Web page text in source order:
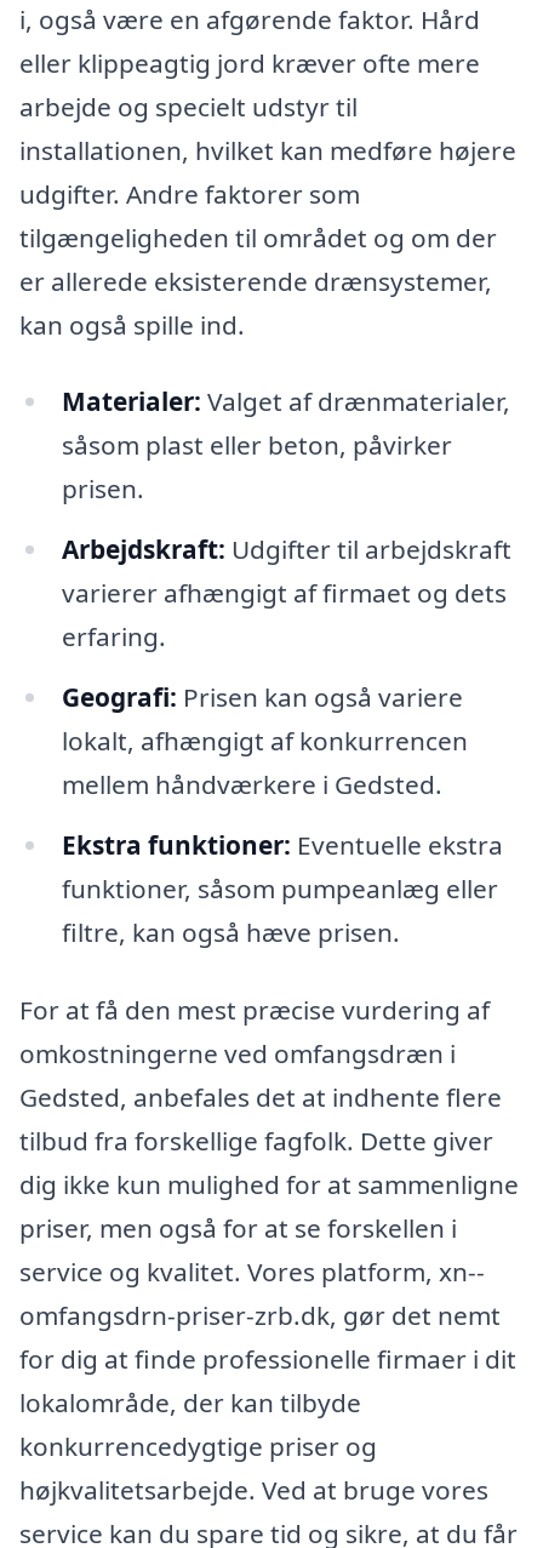
i, også være en afgørende faktor. Hård
eller klippeagtig jord kræver ofte mere
arbejde og specielt udstyr til
installationen, hvilket kan medføre højere
udgifter. Andre faktorer som
tilgængeligheden til området og om der
er allerede eksisterende drænsystemer,
kan også spille ind.
Materialer: Valget af drænmaterialer,
såsom plast eller beton, påvirker
prisen.
Arbejdskraft: Udgifter til arbejdskraft
varierer afhængigt af firmaet og dets
erfaring.
Geografi: Prisen kan også variere
lokalt, afhængigt af konkurrencen
mellem håndværkere i Gedsted.
Ekstra funktioner: Eventuelle ekstra
funktioner, såsom pumpeanlæg eller
filtre, kan også hæve prisen.
For at få den mest præcise vurdering af
omkostningerne ved omfangsdræn i
Gedsted, anbefales det at indhente flere
tilbud fra forskellige fagfolk. Dette giver
dig ikke kun mulighed for at sammenligne
priser, men også for at se forskellen i
service og kvalitet. Vores platform, xn--
omfangsdrn-priser-zrb.dk, gør det nemt
for dig at finde professionelle firmaer i dit
lokalområde, der kan tilbyde
konkurrencedygtige priser og
højkvalitetsarbejde. Ved at bruge vores
service kan du spare tid og sikre, at du får